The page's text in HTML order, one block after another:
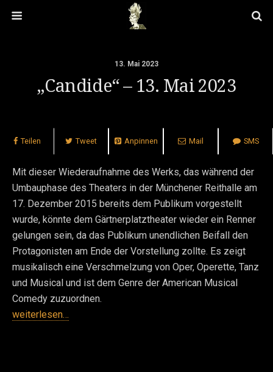
13. Mai 2023
„Candide“ – 13. Mai 2023
Teilen Tweet Anpinnen Mail SMS
Mit dieser Wiederaufnahme des Werks, das während der
Umbauphase des Theaters in der Münchener Reithalle am
17. Dezember 2015 bereits dem Publikum vorgestellt
wurde, könnte dem Gärtnerplatztheater wieder ein Renner
gelungen sein, da das Publikum unendlichen Beifall den
Protagonisten am Ende der Vorstellung zollte. Es zeigt
musikalisch eine Verschmelzung von Oper, Operette, Tanz
und Musical und ist dem Genre der American Musical
Comedy zuzuordnen.
weiterlesen…